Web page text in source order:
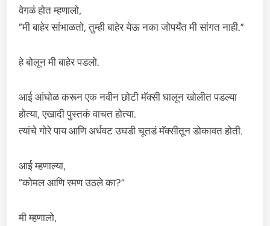
वेगळं होत म्हणालो,
“मी बाहेर सांभाळतो, तुम्ही बाहेर येऊ नका जोपर्यंत मी सांगत नाही.”
हे बोलून मी बाहेर पडलो.
आई आंघोळ करून एक नवीन छोटी मॅक्सी घालून खोलीत पडल्या
होत्या, एखादी पुस्तकं वाचत होत्या.
त्यांचे गोरे पाय आणि अर्धवट उघडी चूतडं मॅक्सीतून डोकावत होती.
आई म्हणाल्या,
“कोमल आणि रमण उठले का?”
मी म्हणालो,